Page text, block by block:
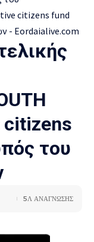
citizens
του
5Λ ΑΝΑΓΝΩΣΗΣ